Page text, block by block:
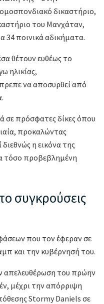
δικαστήριο,
του Μανχάταν,
34 ποινικά αδικήματα.
θέτουν ευθέως το
ηλικίας,
να αποσυρθεί από
σε πρόσφατες δίκες όπου
προκαλώντας
η εικόνα της
τόσο προβεβλημένη
συγκρούσεις
που τον έφεραν σε
και την κυβέρνησή του.
απελευθέρωση του πρώην
μέχρι την απόρριψη
Stormy Daniels σε